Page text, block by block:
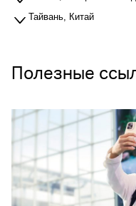
Тайвань, Китай
Полезные